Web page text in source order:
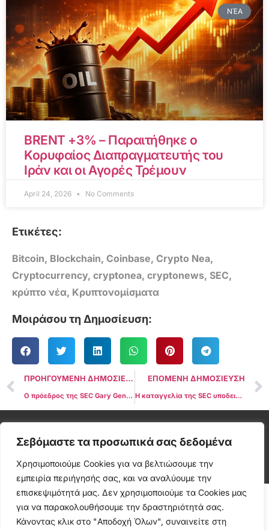
Σεβόμαστε τα προσωπικά σας δεδομένα
Χρησιμοποιούμε Cookies για να βελτιώσουμε την
εμπειρία περιήγησής σας, και να αναλύουμε την
επισκεψιμότητά μας. Δεν χρησιμοποιούμε τα Cookies μας
για να παρακολουθήσουμε την δραστηριότητά σας.
Κάνοντας κλικ στο "Αποδοχή Όλων", συναινείτε στη
ΝΈΑ
BRENT +3% – Παραιτήθηκε ο
Κορυφαίος Διαπραγματευτής του
Ιράν και οι Αγορές Τρέμουν
April 24, 2026 No Comments
Ετικέτες:
Bitcoin, Blockchain, Coinbase, Crypto Nea,
Cryptocurrency, cryptonea, cryptonews, SEC,
κρύπτο νέα, Κρυπτονομίσματα
Μοιράσου τη Δημοσίευση:
ΠΡΟΗΓΟΥΜΕΝΗ ΔΗΜΟΣΙΕΥΣΗ
Ο πρόεδρος της SEC Gary Gensler λέει ότι δεν χρειαζόμαστε περισσότερα ψηφιακά νομίσματα
ΕΠΟΜΕΝΗ ΔΗΜΟΣΙΕΥΣΗ
Η καταγγελία της SEC υποδεικνύει γιατί ο Brian Brooks παραιτήθηκε από CEO της Binance.US